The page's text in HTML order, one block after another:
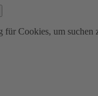
Cookies, um